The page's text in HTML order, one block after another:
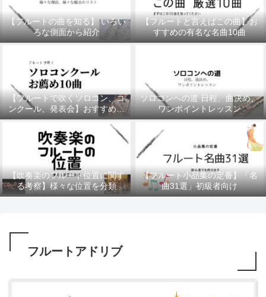
【フルートの曲を知る】 いろい
ろな側面から紹介
【フルートと言えばこの曲】お
すすめの有名な名曲10曲
【フルートで吹くソロコン、コ
ンクール、発表会】おすすめの
10曲
ソロコンへの道 日程、曲決め、
ワンポイントレッスン
【吹奏楽のフルート位置に関す
る考察】様々な位置を分類
【フルート小品集の定番】「名
曲31選」初級者向け
フルートアドリブ